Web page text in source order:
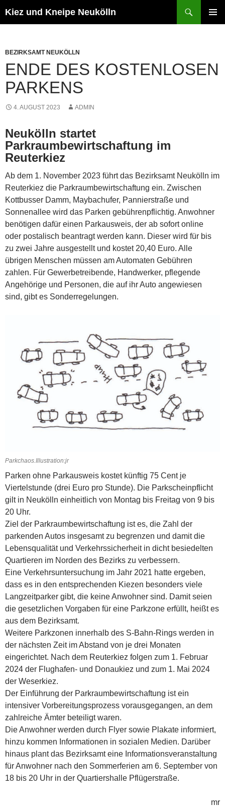
Inhalt
Kiez und Kneipe Neukölln
BEZIRKSAMT NEUKÖLLN
ENDE DES KOSTENLOSEN
PARKENS
4. AUGUST 2023 ADMIN
Neukölln startet
Parkraumbewirtschaftung im
Reuterkiez
Ab dem 1. November 2023 führt das Bezirks­amt Neukölln im
Reuterkiez die Parkraumbewirtschaftung ein. Zwischen
Kottbusser Damm, Maybachufer, Pannierstraße und
Sonnenallee wird das Parken gebührenpflichtig. Anwohner
benötigen dafür einen Parkausweis, der ab sofort online
oder postalisch beantragt werden kann. Dieser wird für bis
zu zwei Jahre ausgestellt und kostet 20,40 Euro. Alle
übrigen Menschen müssen am Automaten Gebühren
zahlen. Für Gewerbetreibende, Handwerker, pflegende
Angehörige und Personen, die auf ihr Auto angewiesen
sind, gibt es Sonderregelungen.
Parkchaos.Illustration:jr
Parken ohne Parkausweis kostet künftig 75 Cent je
Viertelstunde (drei Euro pro Stunde). Die Parkscheinpflicht
gilt in Neukölln einheitlich von Montag bis Freitag von 9 bis
20 Uhr.
Ziel der Parkraumbewirtschaftung ist es, die Zahl der
parkenden Autos insgesamt zu begrenzen und damit die
Lebensqualität und Verkehrssicherheit in dicht besiedelten
Quartieren im Norden des Bezirks zu verbessern.
Eine Verkehrsuntersuchung im Jahr 2021 hatte ergeben,
dass es in den entsprechenden Kiezen besonders viele
Langzeitparker gibt, die keine Anwohner sind. Damit seien
die gesetzlichen Vorgaben für eine Parkzone erfüllt, heißt es
aus dem Bezirksamt.
Weitere Parkzonen innerhalb des S-Bahn-Rings werden in
der nächsten Zeit im Abstand von je drei Monaten
eingerichtet. Nach dem Reuterkiez folgen zum 1. Februar
2024 der Flughafen- und Donaukiez und zum 1. Mai 2024
der Weserkiez.
Der Einführung der Parkraumbewirtschaftung ist ein
intensiver Vorbereitungsprozess vorausgegangen, an dem
zahlreiche Ämter betei­ligt waren.
Die Anwohner werden durch Flyer sowie Plakate informiert,
hinzu kommen Informationen in sozialen Medien. Darüber
hinaus plant das Bezirksamt eine Informationsveranstaltung
für Anwohner nach den Sommerferien am 6. September von
18 bis 20 Uhr in der Quartiershalle Pflügerstraße.
mr